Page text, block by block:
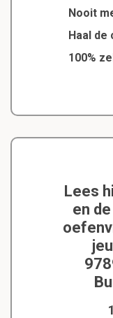
Nooit
Haal de
100%
Lees
en